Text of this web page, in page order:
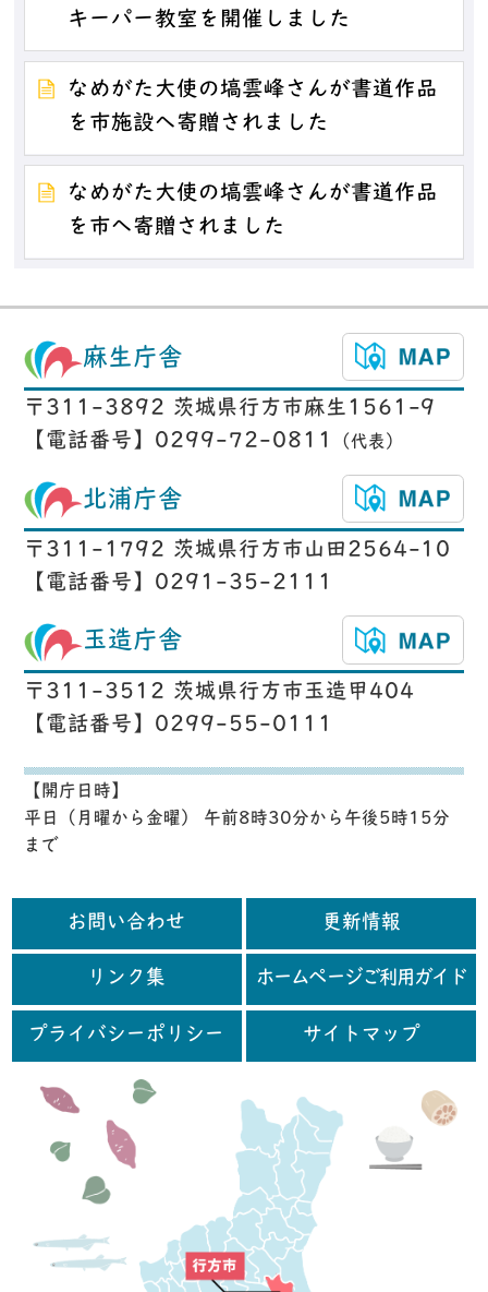
キーパー教室を開催しました
なめがた大使の塙雲峰さんが書道作品
を市施設へ寄贈されました
なめがた大使の塙雲峰さんが書道作品
を市へ寄贈されました
麻生庁舎
〒311-3892 茨城県行方市麻生1561-9
【電話番号】0299-72-0811
（代表）
北浦庁舎
〒311-1792 茨城県行方市山田2564-10
【電話番号】0291-35-2111
玉造庁舎
〒311-3512 茨城県行方市玉造甲404
【電話番号】0299-55-0111
【開庁日時】
平日（月曜から金曜） 午前8時30分から午後5時15分
まで
お問い合わせ 更新情報
リンク集 ホームページご利用ガイド
プライバシーポリシー サイトマップ